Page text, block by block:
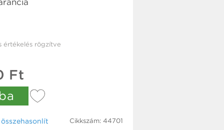
értékelés rögzítve
Ft
össze­hasonlít Cikkszám: 44701